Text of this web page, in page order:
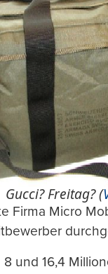
Gucci? Freitag? (
Firma Micro
und 16,4